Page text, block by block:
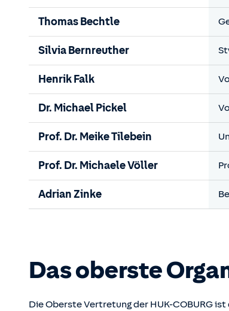
Thomas Bechtle
Silvia Bernreuther
Henrik Falk
Dr. Michael Pickel
Prof. Dr. Meike Tilebein
Prof. Dr. Michaele Völler
Adrian Zinke
Das oberste
Die Oberste Vertretung der HUK-COBURG